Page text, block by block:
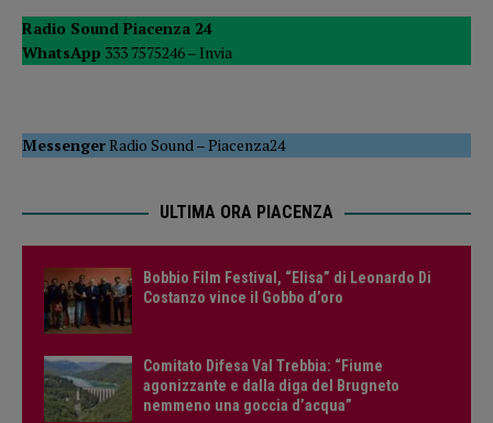
Radio Sound Piacenza 24
WhatsApp 333 7575246 – Invia
MessengerRadio Sound –Piacenza24
ULTIMA ORA PIACENZA
Bobbio Film Festival, “Elisa” di Leonardo Di
Costanzo vince il Gobbo d’oro
Comitato Difesa Val Trebbia: “Fiume
agonizzante e dalla diga del Brugneto
nemmeno una goccia d’acqua”